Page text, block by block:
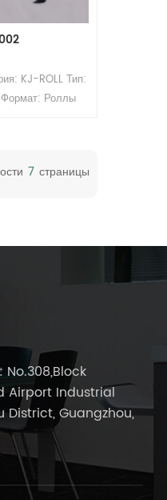
KJ-ROLL Тип:
Формат: Роллы
7 Страницы
No.308,Block
Airport Industrial
District, Guangzhou,